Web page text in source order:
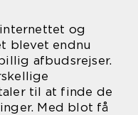
og
blevet endnu
afbudsrejser.
til at finde de
Med blot få